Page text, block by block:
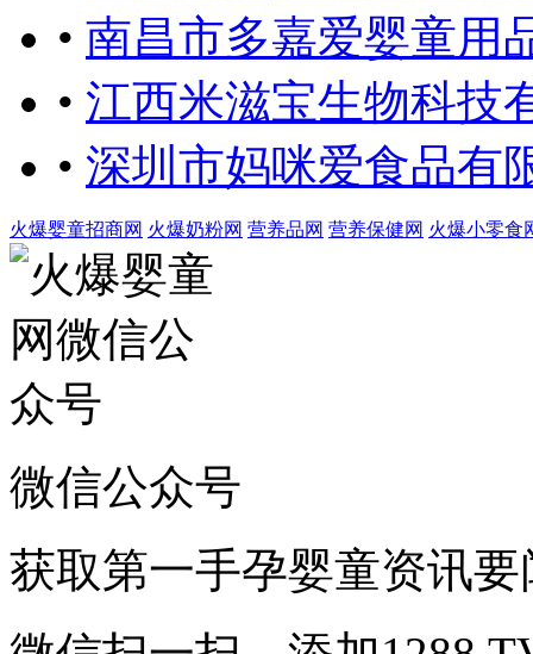
• 南昌市多嘉爱婴童用
• 江西米滋宝生物科技
• 深圳市妈咪爱食品有
火爆婴童招商网 火爆奶粉网 营养品网 营养保健网 火爆小零食
微信公众号
获取第一手孕婴童资讯要